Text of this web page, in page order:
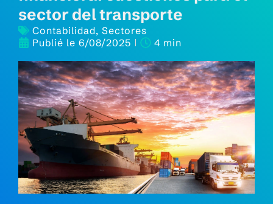
sector del transporte
Contabilidad, Sectores
Publié le 6/08/2025 4 min